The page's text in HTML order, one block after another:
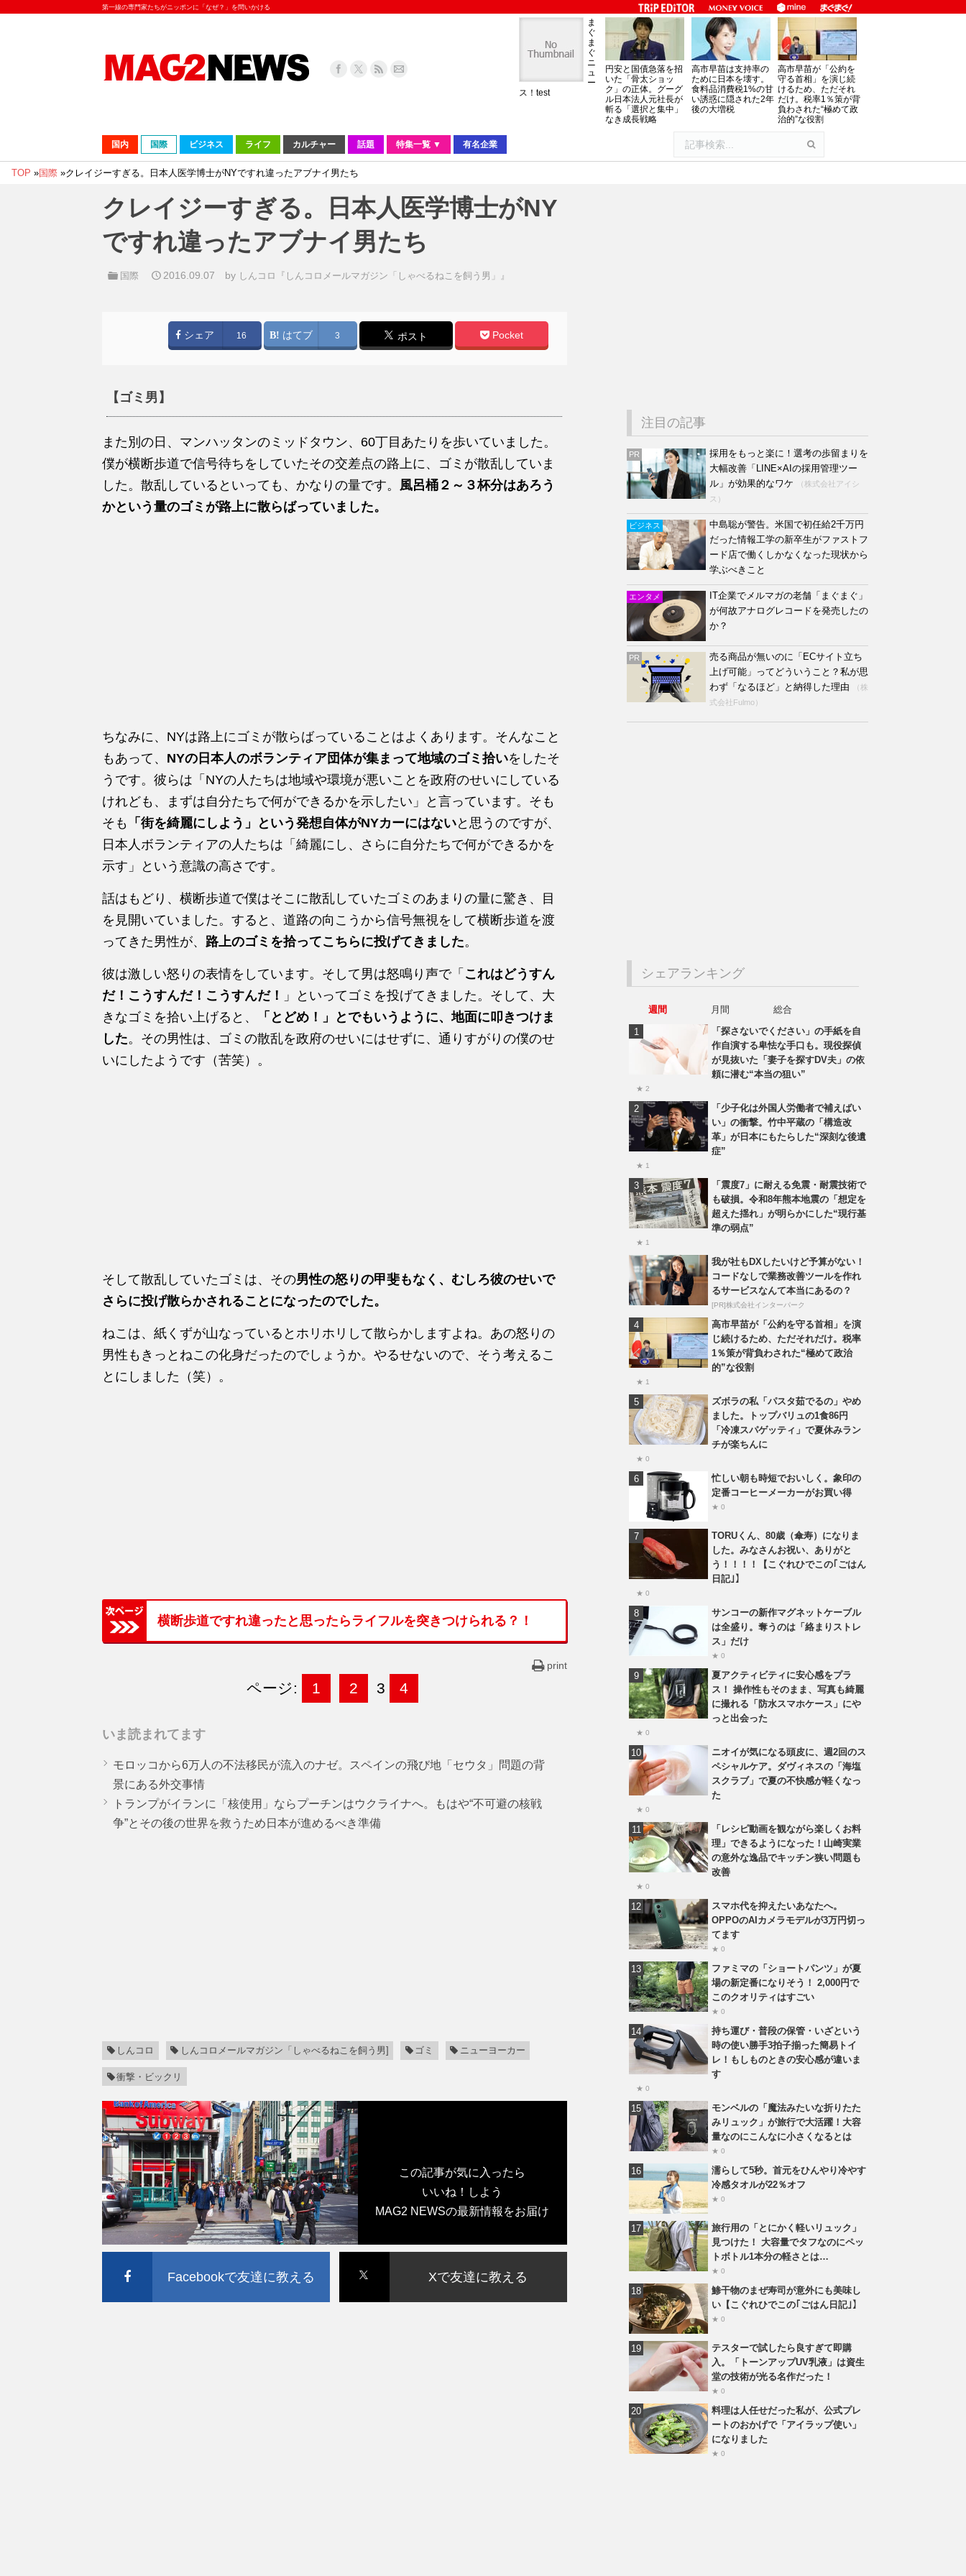
第一線の専門家たちがニッポンに「なぜ？」を問いかける
ま
ぐ
ま
ぐ
ニ
ュ
ー
ス！test
円安と国債急落を招
いた「骨太ショッ
ク」の正体。グーグ
ル日本法人元社長が
斬る「選択と集中」
なき成長戦略
高市早苗は支持率の
ために日本を壊す。
食料品消費税1%の甘
い誘惑に隠された2年
後の大増税
高市早苗が「公約を
守る首相」を演じ続
けるため、ただそれ
だけ。税率1％策が背
負わされた“極めて政
治的”な役割
国内 国際 ビジネス ライフ カルチャー 話題 特集一覧 ▼ 有名企業
TOP »国際 »クレイジーすぎる。日本人医学博士がNYですれ違ったアブナイ男たち
クレイジーすぎる。日本人医学博士がNY
ですれ違ったアブナイ男たち
国際 2016.09.07 by しんコロ『しんコロメールマガジン「しゃべるねこを飼う男」』
シェア 16 はてブ 3 ポスト Pocket
【ゴミ男】
また別の日、マンハッタンのミッドタウン、60丁目あたりを歩いていました。
僕が横断歩道で信号待ちをしていたその交差点の路上に、ゴミが散乱していま
した。散乱しているといっても、かなりの量です。 風呂桶２～３杯分はあろう
かという量のゴミが路上に散らばっていました。
ちなみに、NYは路上にゴミが散らばっていることはよくあります。そんなこと
もあって、 NYの日本人のボランティア団体が集まって地域のゴミ拾いをしたそ
うです。彼らは「NYの人たちは地域や環境が悪いことを政府のせいにしている
けれども、まずは自分たちで何ができるかを示したい」と言っています。そも
そも
「街を綺麗にしよう」という発想自体がNYカーにはないと思うのですが、
日本人ボランティアの人たちは「綺麗にし、さらに自分たちで何ができるかを
示す」という意識の高さです。
話はもどり、横断歩道で僕はそこに散乱していたゴミのあまりの量に驚き、目
を見開いていました。すると、道路の向こうから信号無視をして横断歩道を渡
ってきた男性が、 路上のゴミを拾ってこちらに投げてきました。
彼は激しい怒りの表情をしています。そして男は怒鳴り声で「 これはどうすん
だ！こうすんだ！こうすんだ！
」といってゴミを投げてきました。そして、大
きなゴミを拾い上げると、
「とどめ！」とでもいうように、地面に叩きつけま
した。その男性は、ゴミの散乱を政府のせいにはせずに、通りすがりの僕のせ
いにしたようです（苦笑）。
そして散乱していたゴミは、その男性の怒りの甲斐もなく、むしろ彼のせいで
さらに投げ散らかされることになったのでした。
ねこは、紙くずが山なっているとホリホリして散らかしますよね。あの怒りの
男性もきっとねこの化身だったのでしょうか。やるせないので、そう考えるこ
とにしました（笑）。
横断歩道ですれ違ったと思ったらライフルを突きつけられる？！
print
ページ: 1 2 3 4
いま読まれてます
モロッコから6万人の不法移民が流入のナゼ。スペインの飛び地「セウタ」問題の背
景にある外交事情
トランプがイランに「核使用」ならプーチンはウクライナへ。もはや“不可避の核戦
争”とその後の世界を救うため日本が進めるべき準備
しんコロ しんコロメールマガジン「しゃべるねこを飼う男] ゴミ ニューヨーカー
衝撃・ビックリ
この記事が気に入ったら
いいね！しよう
MAG2 NEWSの最新情報をお届け
Facebookで友達に教える Xで友達に教える
注目の記事
PR
採用をもっと楽に！選考の歩留まりを
大幅改善「LINE×AIの採用管理ツー
ル」が効果的なワケ
（株式会社アイシ
ス）
ビジネス
中島聡が警告。米国で初任給2千万円
だった情報工学の新卒生がファストフ
ード店で働くしかなくなった現状から
学ぶべきこと
エンタメ
IT企業でメルマガの老舗「まぐまぐ」
が何故アナログレコードを発売したの
か？
PR
売る商品が無いのに「ECサイト立ち
上げ可能」ってどういうこと？私が思
わず「なるほど」と納得した理由
（株
式会社Fulmo）
シェアランキング
週間 月間
総合
「探さないでください」の手紙を自
作自演する卑怯な手口も。現役探偵
が見抜いた「妻子を探すDV夫」の依
頼に潜む“本当の狙い”
★ 2
「少子化は外国人労働者で補えばい
い」の衝撃。竹中平蔵の「構造改
革」が日本にもたらした“深刻な後遺
症”
★ 1
「震度7」に耐える免震・耐震技術で
も破損。令和8年熊本地震の「想定を
超えた揺れ」が明らかにした“現行基
準の弱点”
★ 1
我が社もDXしたいけど予算がない！
コードなしで業務改善ツールを作れ
るサービスなんて本当にあるの？
[PR]株式会社インターパーク
高市早苗が「公約を守る首相」を演
じ続けるため、ただそれだけ。税率
1％策が背負わされた“極めて政治
的”な役割
★ 1
ズボラの私「パスタ茹でるの」やめ
ました。トップバリュの1食86円
「冷凍スパゲッティ」で夏休みラン
チが楽ちんに
★ 0
忙しい朝も時短でおいしく。象印の
定番コーヒーメーカーがお買い得
★ 0
TORUくん、80歳（傘寿）になりま
した。みなさんお祝い、ありがと
う！！！！【こぐれひでこの｢ごはん
日記｣】
★ 0
サンコーの新作マグネットケーブル
は全盛り。奪うのは「絡まりストレ
ス」だけ
★ 0
夏アクティビティに安心感をプラ
ス！ 操作性もそのまま、写真も綺麗
に撮れる「防水スマホケース」にや
っと出会った
★ 0
ニオイが気になる頭皮に、週2回のス
ペシャルケア。ダヴィネスの「海塩
スクラブ」で夏の不快感が軽くなっ
た
★ 0
「レシピ動画を観ながら楽しくお料
理」できるようになった！山崎実業
の意外な逸品でキッチン狭い問題も
改善
★ 0
スマホ代を抑えたいあなたへ。
OPPOのAIカメラモデルが3万円切っ
てます
★ 0
ファミマの「ショートパンツ」が夏
場の新定番になりそう！ 2,000円で
このクオリティはすごい
★ 0
持ち運び・普段の保管・いざという
時の使い勝手3拍子揃った簡易トイ
レ！もしものときの安心感が違いま
す
★ 0
モンベルの「魔法みたいな折りたた
みリュック」が旅行で大活躍！大容
量なのにこんなに小さくなるとは
★ 0
濡らして5秒。首元をひんやり冷やす
冷感タオルが22％オフ
★ 0
旅行用の「とにかく軽いリュック」
見つけた！ 大容量でタフなのにペッ
トボトル1本分の軽さとは…
★ 0
鯵干物のまぜ寿司が意外にも美味し
い【こぐれひでこの｢ごはん日記｣】
★ 0
テスターで試したら良すぎて即購
入。「トーンアップUV乳液」は資生
堂の技術が光る名作だった！
★ 0
料理は人任せだった私が、公式プレ
ートのおかげで「アイラップ使い」
になりました
★ 0